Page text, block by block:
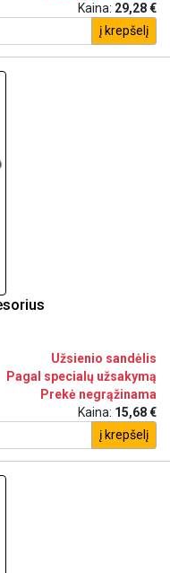
Kaina: 29,28 €
į krepšelį
Užsienio sandėlis
Pagal specialų užsakymą
Prekė negrąžinama
Kaina: 15,68 €
į krepšelį